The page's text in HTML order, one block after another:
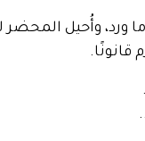
ورد، وأُحيل المحضر
قانونًا.